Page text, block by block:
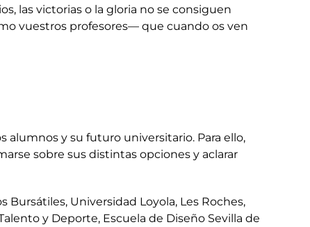
las victorias o la gloria no se consiguen
vuestros profesores— que cuando os ven
y su futuro universitario. Para ello,
sobre sus distintas opciones y aclarar
Universidad Loyola, Les Roches,
y Deporte, Escuela de Diseño Sevilla de